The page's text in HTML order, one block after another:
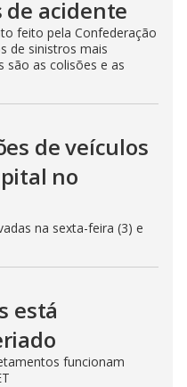
de acidente
feito pela Confederação
de sinistros mais
são as colisões e as
de veículos
no
na sexta-feira (3) e
está
funcionam